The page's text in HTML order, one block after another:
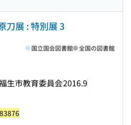
刀展 : 特別展 3
生市教育委員会2016.9
国立国会図書館 全国の図書館